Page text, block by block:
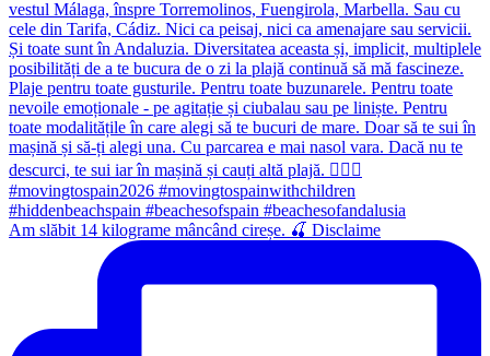
Am slăbit 14 kilograme mâncând cireșe. 🍒 Disclaime